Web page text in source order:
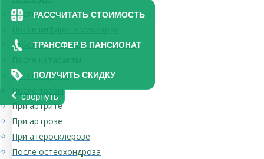
РАССЧИТАТЬ СТОИМОСТЬ
ТРАНСФЕР В ПАНСИОНАТ
ПОЛУЧИТЬ СКИДКУ
свернуть
После инфаркта
После инфаркта миокарда
Заболевания нервной системы
После катаракты
После стресса
После травм
При артрите
При артрозе
При атеросклерозе
После остеохондроза